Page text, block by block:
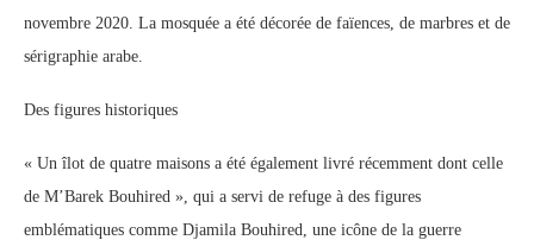
novembre 2020. La mosquée a été décorée de faïences, de marbres et de
sérigraphie arabe.
Des figures historiques
« Un îlot de quatre maisons a été également livré récemment dont celle
de M’Barek Bouhired », qui a servi de refuge à des figures
emblématiques comme Djamila Bouhired, une icône de la guerre